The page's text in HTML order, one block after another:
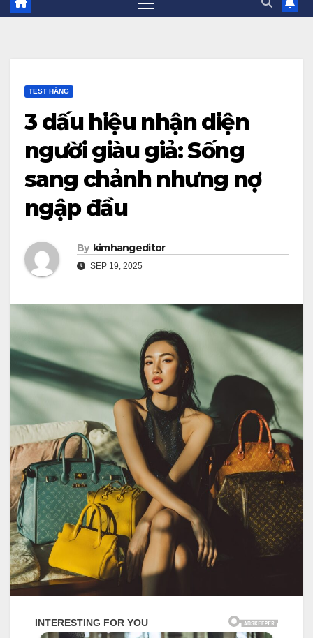
TEST HẰNG
3 dấu hiệu nhận diện
người giàu giả: Sống
sang chảnh nhưng nợ
ngập đầu
By kimhangeditor
SEP 19, 2025